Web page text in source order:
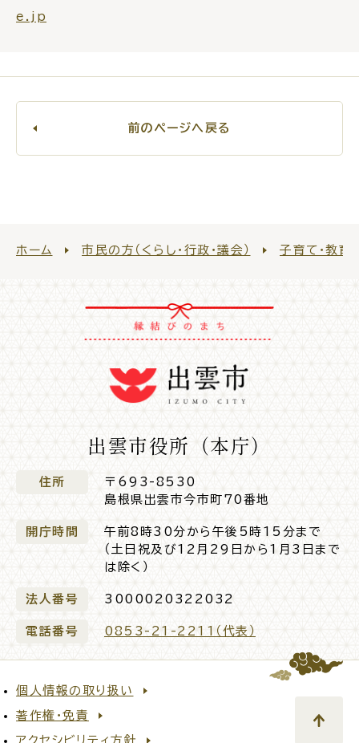
引っ越し
届出・手続・申請 税金
ごみ・リサイクル
各種相談窓口
e.jp
前のページへ戻る
ホーム 市民の方（くらし・行政・議会） 子育て・教育
出雲市役所（本庁）
住所
〒693-8530
島根県出雲市今市町70番地
開庁時間
午前8時30分から午後5時15分まで
（土日祝及び12月29日から1月3日まで
は除く）
法人番号 3000020322032
電話番号 0853-21-2211（代表）
個人情報の取り扱い
著作権・免責
アクセシビリティ方針